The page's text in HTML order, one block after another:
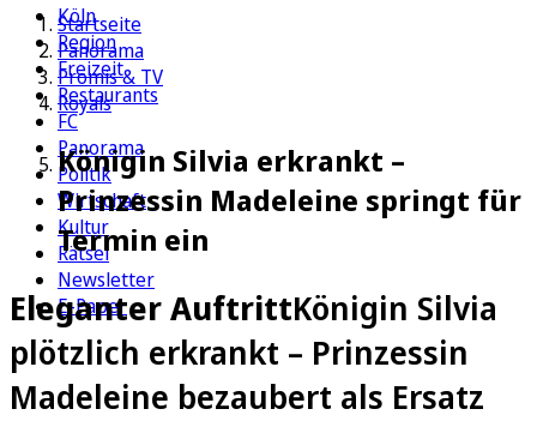
Köln
Region
Freizeit
Restaurants
FC
Panorama
Politik
Wirtschaft
Kultur
Rätsel
Newsletter
E-Paper
Startseite
Panorama
Promis & TV
Royals
Königin Silvia erkrankt –
Prinzessin Madeleine springt für
Termin ein
Eleganter AuftrittKönigin Silvia
plötzlich erkrankt – Prinzessin
Madeleine bezaubert als Ersatz